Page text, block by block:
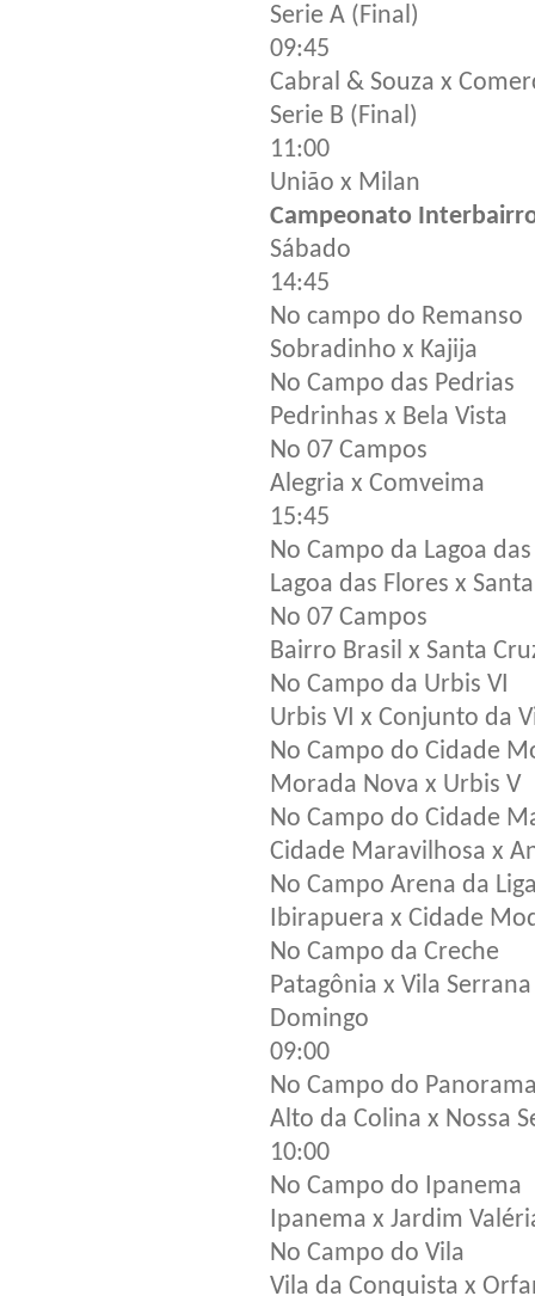
Serie A (Final)
09:45
Cabral & Souza x
Serie B (Final)
11:00
União x Milan
Campeonato
Sábado
14:45
No campo do Remanso
Sobradinho x Kajija
No Campo das Pedrias
Pedrinhas x Bela Vista
No 07 Campos
Alegria x Comveima
15:45
No Campo da Lagoa
Lagoa das Flores x
No 07 Campos
Bairro Brasil x Santa
No Campo da Urbis VI
Urbis VI x Conjunto da
No Campo do Cidade
Morada Nova x Urbis V
No Campo do Cidade
Cidade Maravilhosa x
No Campo Arena da
Ibirapuera x Cidade
No Campo da Creche
Patagônia x Vila Serrana
Domingo
09:00
No Campo do
Alto da Colina x Nossa
10:00
No Campo do Ipanema
Ipanema x Jardim
No Campo do Vila
Vila da Conquista x